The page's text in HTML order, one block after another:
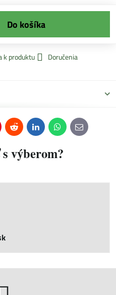
Do košíka
k produktu Doručenia
Reddit LinkedInWhatsApp
E-
mail
výberom?